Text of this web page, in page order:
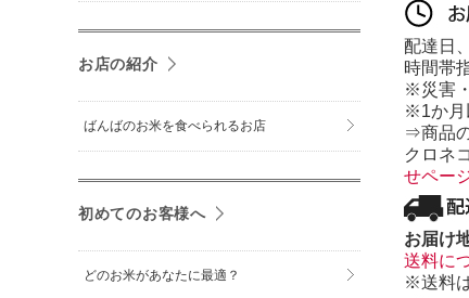
配達日
時間帯
※災害
※1か月
⇒商品
クロネ
せペー
お届け
送料に
※送料
お店の紹介
ばんばのお米を食べられるお店
初めてのお客様へ
どのお米があなたに最適？